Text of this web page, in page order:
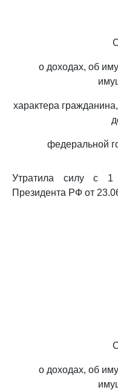
о доходах, об
характера
федеральной
Утратила силу с
Президента РФ от
о доходах, об